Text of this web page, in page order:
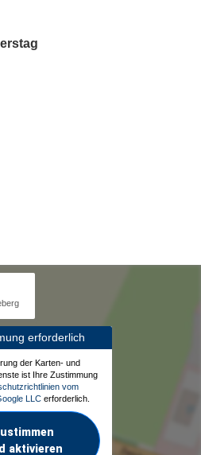
erforderlich
der Karten- und
ist Ihre Zustimmung
vom
LLC erforderlich.
aktivieren